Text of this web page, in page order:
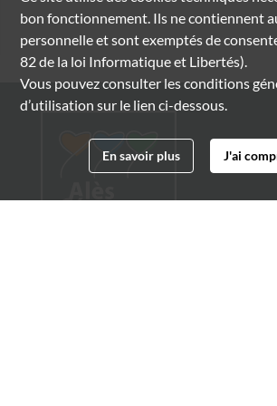
bon fonctionnement. Ils ne contiennent
personnelle et sont exemptés de
82 de la loi Informatique et Libertés).
Vous pouvez consulter les conditions
d’utilisation sur le lien ci-dessous.
En savoir plus J'ai